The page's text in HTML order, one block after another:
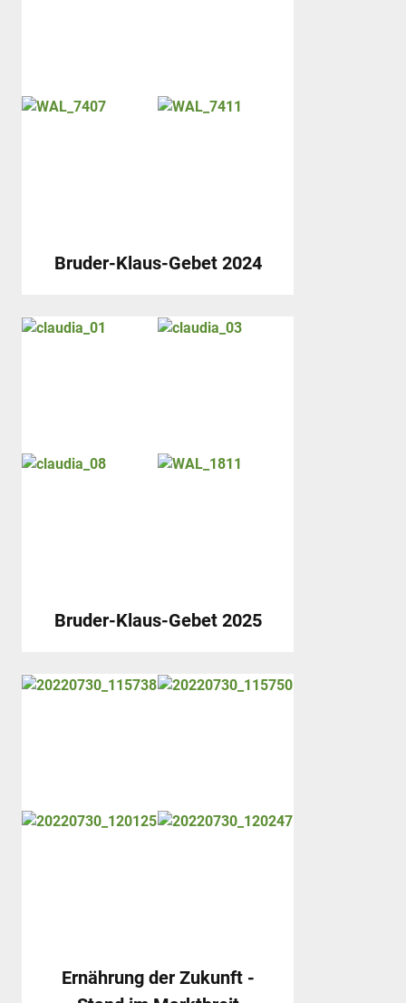
Bruder-Klaus-Gebet 2024
Bruder-Klaus-Gebet 2025
Ernährung der Zukunft -